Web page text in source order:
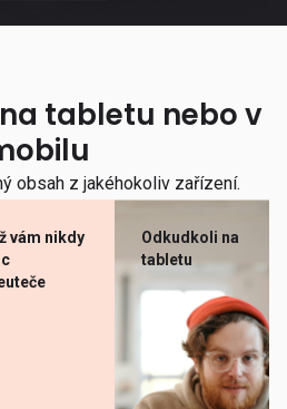
tabletu nebo v
obsah z jakéhokoliv zařízení.
vám nikdy
Odkudkoli na
tabletu